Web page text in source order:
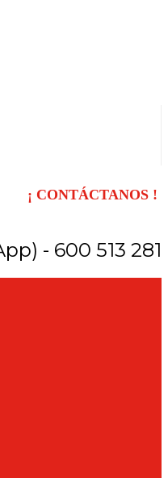
¡ CONTÁCTANOS !
- 600 513 281